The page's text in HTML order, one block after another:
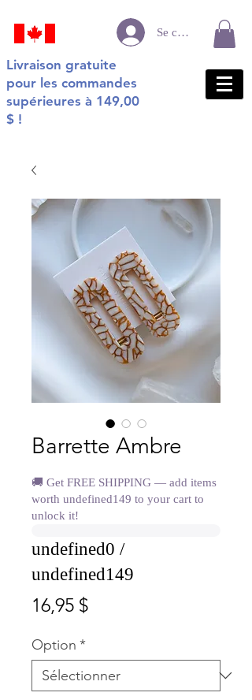
Livraison gratuite
pour les commandes
supérieures à 149,00
$ !
Se connecter
Barrette Ambre
🚚 Get FREE SHIPPING — add items
worth undefined149 to your cart to
unlock it!
undefined0 /
undefined149
16,95 $Prix
Option *